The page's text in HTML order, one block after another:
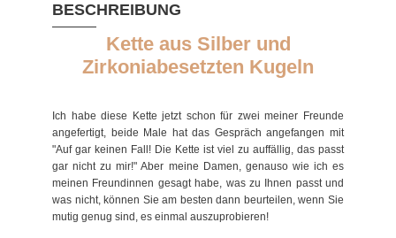
BESCHREIBUNG
Kette aus Silber und
Zirkoniabesetzten Kugeln
Ich habe diese Kette jetzt schon für zwei meiner Freunde
angefertigt, beide Male hat das Gespräch angefangen mit
"Auf gar keinen Fall! Die Kette ist viel zu auffällig, das passt
gar nicht zu mir!" Aber meine Damen, genauso wie ich es
meinen Freundinnen gesagt habe, was zu Ihnen passt und
was nicht, können Sie am besten dann beurteilen, wenn Sie
mutig genug sind, es einmal auszuprobieren!